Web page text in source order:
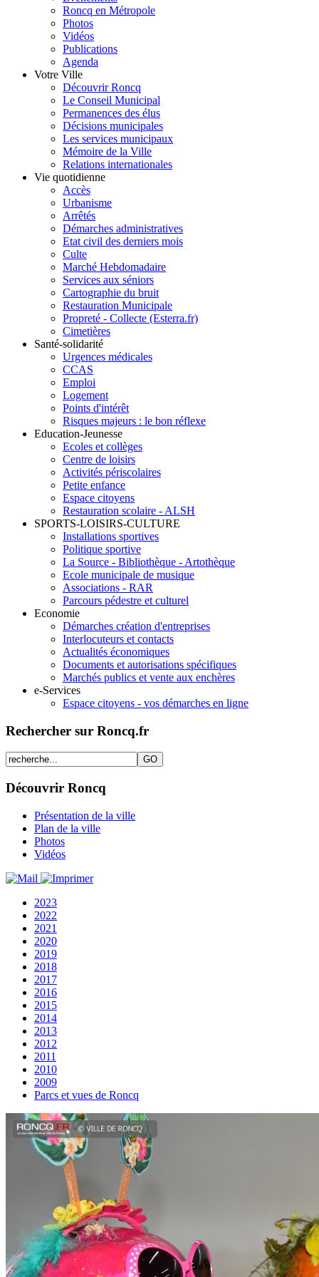
Roncq en Métropole
Photos
Vidéos
Publications
Agenda
Votre Ville
Découvrir Roncq
Le Conseil Municipal
Permanences des élus
Décisions municipales
Les services municipaux
Mémoire de la Ville
Relations internationales
Vie quotidienne
Accès
Urbanisme
Arrêtés
Démarches administratives
Etat civil des derniers mois
Culte
Marché Hebdomadaire
Services aux séniors
Cartographie du bruit
Restauration Municipale
Propreté - Collecte (Esterra.fr)
Cimetières
Santé-solidarité
Urgences médicales
CCAS
Emploi
Logement
Points d'intérêt
Risques majeurs : le bon réflexe
Education-Jeunesse
Ecoles et collèges
Centre de loisirs
Activités périscolaires
Petite enfance
Espace citoyens
Restauration scolaire - ALSH
SPORTS-LOISIRS-CULTURE
Installations sportives
Politique sportive
La Source - Bibliothèque - Artothèque
Ecole municipale de musique
Associations - RAR
Parcours pédestre et culturel
Economie
Démarches création d'entreprises
Interlocuteurs et contacts
Actualités économiques
Documents et autorisations spécifiques
Marchés publics et vente aux enchères
e-Services
Espace citoyens - vos démarches en ligne
Rechercher sur Roncq.fr
Découvrir Roncq
Présentation de la ville
Plan de la ville
Photos
Vidéos
2023
2022
2021
2020
2019
2018
2017
2016
2015
2014
2013
2012
2011
2010
2009
Parcs et vues de Roncq